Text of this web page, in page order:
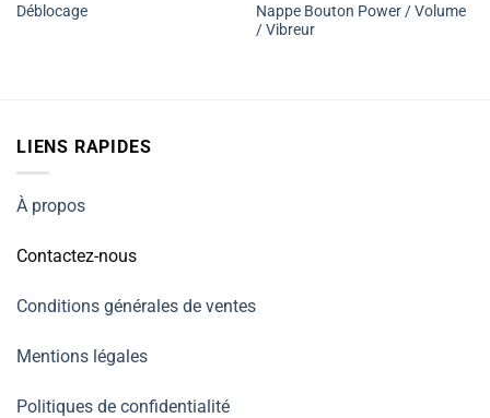
Déblocage
Nappe Bouton Power / Volume
/ Vibreur
LIENS RAPIDES
À propos
Contactez-nous
Conditions générales de ventes
Mentions légales
Politiques de confidentialité